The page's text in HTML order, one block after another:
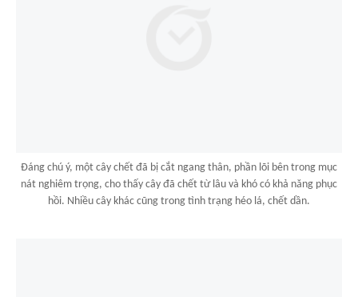
Đáng chú ý, một cây chết đã bị cắt ngang thân, phần lõi bên trong mục
nát nghiêm trọng, cho thấy cây đã chết từ lâu và khó có khả năng phục
hồi. Nhiều cây khác cũng trong tình trạng héo lá, chết dần.